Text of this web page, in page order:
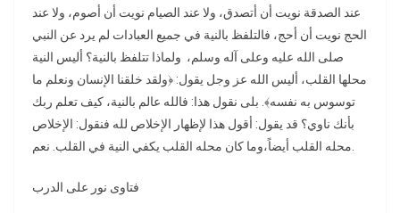
عند الصدقة نويت أن أتصدق، ولا عند الصيام نويت أن أصوم، ولا عند
الحج نويت أن أحج، فالتلفظ بالنية في جميع العبادات لم يرد عن النبي
صلى الله عليه وعلى آله وسلم، ولماذا تتلفظ بالنية؟ أليس النية
محلها القلب، أليس الله عز وجل يقول: ﴿ولقد خلقنا الإنسان ونعلم ما
توسوس به نفسه﴾. بلى نقول هذا: فالله عالم بالنية، كيف تعلم ربك
بأنك ناوي؟ قد يقول: أقول هذا لإظهار الإخلاص لله فنقول: الإخلاص
فتاوى نور على الدرب